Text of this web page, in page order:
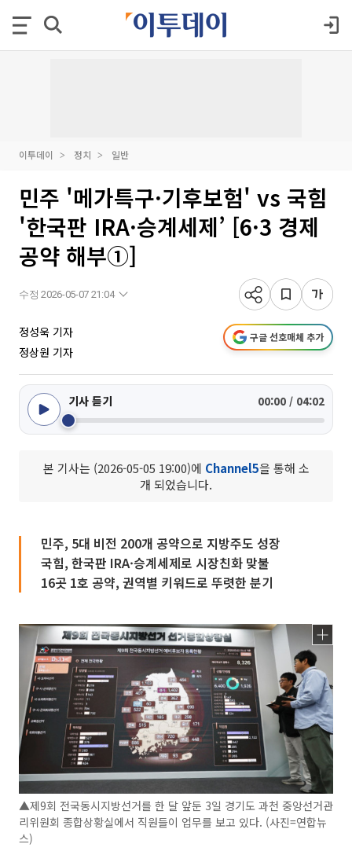
이투데이 정치 일반
민주 '메가특구·기후보험' vs 국힘
'한국판 IRA·승계세제’ [6·3 경제
공약 해부①]
수정 2026-05-07 21:04
정성욱 기자
정상원 기자
구글 선호매체 추가
기사 듣기 00:00 / 04:02
본 기사는 (2026-05-05 19:00)에 Channel5을 통해 소
개 되었습니다.
민주, 5대 비전 200개 공약으로 지방주도 성장
국힘, 한국판 IRA·승계세제로 시장친화 맞불
16곳 1호 공약, 권역별 키워드로 뚜렷한 분기
▲제9회 전국동시지방선거를 한 달 앞둔 3일 경기도 과천 중앙선거관
리위원회 종합상황실에서 직원들이 업무를 보고 있다. (사진=연합뉴
스)